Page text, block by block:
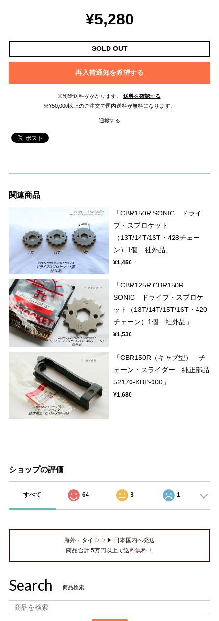
¥5,280
SOLD OUT
再入荷通知を希望する
※別途送料がかかります。
送料を確認する
※¥50,000以上のご注文で国内送料が無料になります。
通報する
関連商品
「CBR150R SONIC ドライ
ブ・スプロケット
（13T/14T/16T・428チェー
ン）1個 社外品」
¥1,450
「CBR125R CBR150R
SONIC ドライブ・スプロケ
ット（13T/14T/15T/16T・420
チェーン）1個 社外品」
¥1,530
「CBR150R（キャブ型） チ
ェーン・スライダー 純正部品
52170-KBP-900」
¥1,680
ショップの評価
すべて 64 8 1
海外・タイ ▷▷▶ 日本国内へ発送
商品合計 5万円以上で送料無料！
Search 商品検索